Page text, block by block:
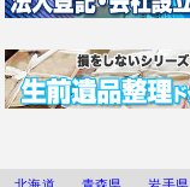
北海道 青森県 岩手県